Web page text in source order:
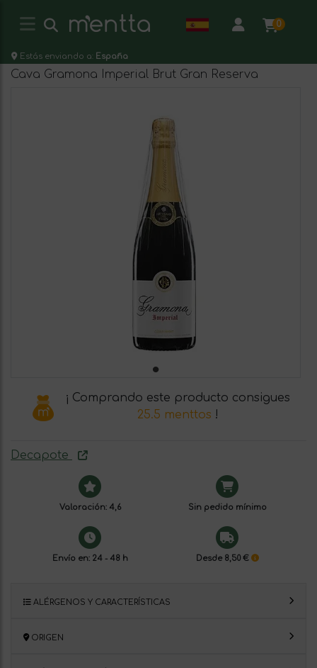
0
Estás enviando a: España
Cava Gramona Imperial Brut Gran Reserva
¡ Comprando este producto consigues
25.5 menttos !
Decapote
Valoración: 4,6 Sin pedido mínimo
Envío en: 24 - 48 h Desde 8,50 €
ALÉRGENOS Y CARACTERÍSTICAS
ORIGEN